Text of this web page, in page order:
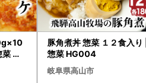
冷
FU00
豚角煮丼 惣菜 １２食入り |
惣菜 HG004
岐阜県高山市